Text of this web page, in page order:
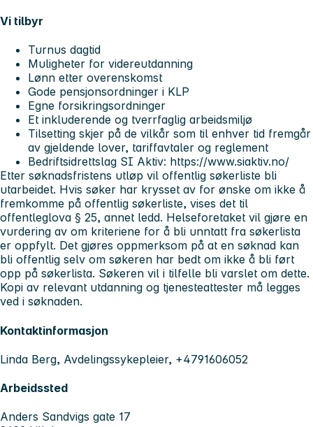
Vi tilbyr
Turnus dagtid
Muligheter for videreutdanning
Lønn etter overenskomst
Gode pensjonsordninger i KLP
Egne forsikringsordninger
Et inkluderende og tverrfaglig arbeidsmiljø
Tilsetting skjer på de vilkår som til enhver tid fremgår
av gjeldende lover, tariffavtaler og reglement
Bedriftsidrettslag SI Aktiv: https://www.siaktiv.no/
Etter søknadsfristens utløp vil offentlig søkerliste bli
utarbeidet. Hvis søker har krysset av for ønske om ikke å
fremkomme på offentlig søkerliste, vises det til
offentleglova § 25, annet ledd. Helseforetaket vil gjøre en
vurdering av om kriteriene for å bli unntatt fra søkerlista
er oppfylt. Det gjøres oppmerksom på at en søknad kan
bli offentlig selv om søkeren har bedt om ikke å bli ført
opp på søkerlista. Søkeren vil i tilfelle bli varslet om dette.
Kopi av relevant utdanning og tjenesteattester må legges
ved i søknaden.
Kontaktinformasjon
Linda Berg, Avdelingssykepleier, +4791606052
Arbeidssted
Anders Sandvigs gate 17